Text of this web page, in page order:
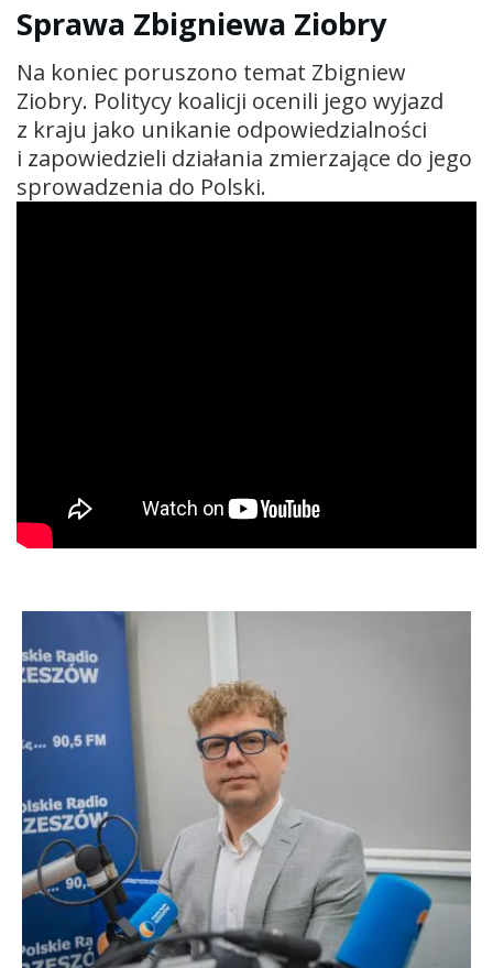
Sprawa Zbigniewa Ziobry
Na koniec poruszono temat Zbigniew
Ziobry. Politycy koalicji ocenili jego wyjazd
z kraju jako unikanie odpowiedzialności
i zapowiedzieli działania zmierzające do jego
sprowadzenia do Polski.